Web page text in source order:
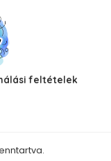
feltételek